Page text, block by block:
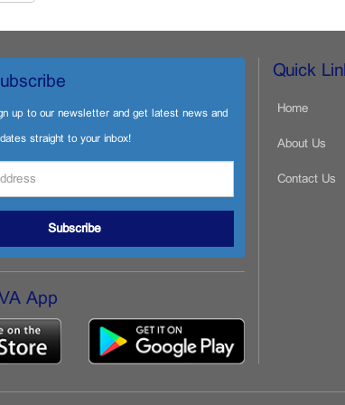
up to our newsletter and get latest news and
straight to your inbox!
Subscribe
App
Quick
Home
About Us
Contact Us